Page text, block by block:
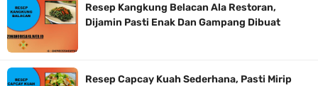
Resep Kangkung Belacan Ala Restoran,
Dijamin Pasti Enak Dan Gampang Dibuat
Resep Capcay Kuah Sederhana, Pasti Mirip